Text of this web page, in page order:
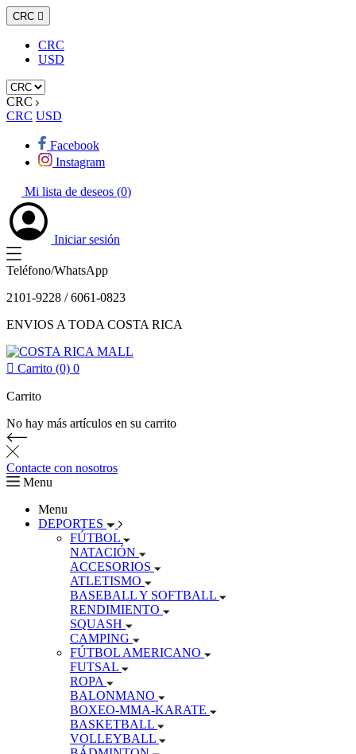
CRC 
CRC
USD
CRC
CRC USD
Facebook
Instagram
Mi lista de deseos (0)
Iniciar sesión
Teléfono/WhatsApp
2101-9228 / 6061-0823
ENVIOS A TODA COSTA RICA
 Carrito (0) 0
Carrito
No hay más artículos en su carrito
Contacte con nosotros
Menu
Menu
DEPORTES
FÚTBOL
NATACIÓN
ACCESORIOS
ATLETISMO
BASEBALL Y SOFTBALL
RENDIMIENTO
SQUASH
CAMPING
FÚTBOL AMERICANO
FUTSAL
ROPA
BALONMANO
BOXEO-MMA-KARATE
BASKETBALL
VOLLEYBALL